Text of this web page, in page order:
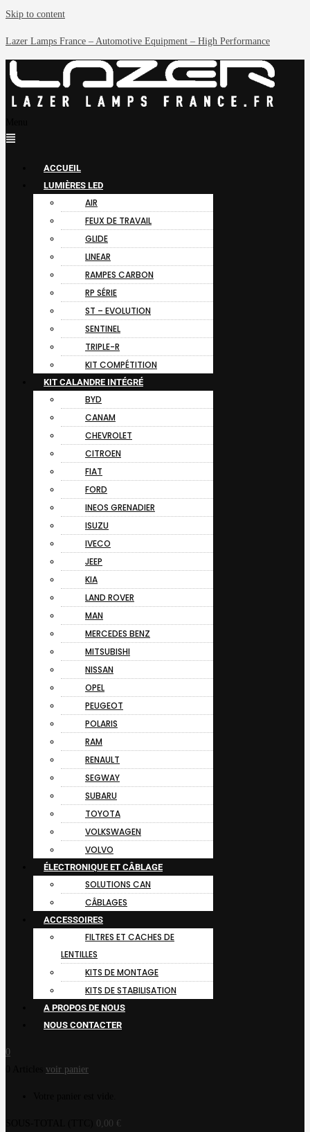
Skip to content
Lazer Lamps France – Automotive Equipment – High Performance
ACCUEIL
LUMIÈRES LED
AIR
FEUX DE TRAVAIL
GLIDE
LINEAR
RAMPES CARBON
RP SÉRIE
ST – EVOLUTION
SENTINEL
TRIPLE-R
KIT COMPÉTITION
KIT CALANDRE INTÉGRÉ
BYD
CANAM
CHEVROLET
CITROEN
FIAT
FORD
INEOS GRENADIER
ISUZU
IVECO
JEEP
KIA
LAND ROVER
MAN
MERCEDES BENZ
MITSUBISHI
NISSAN
OPEL
PEUGEOT
POLARIS
RAM
RENAULT
SEGWAY
SUBARU
TOYOTA
VOLKSWAGEN
VOLVO
ÉLECTRONIQUE ET CÂBLAGE
SOLUTIONS CAN
CÂBLAGES
ACCESSOIRES
FILTRES ET CACHES DE
LENTILLES
KITS DE MONTAGE
KITS DE STABILISATION
A PROPOS DE NOUS
NOUS CONTACTER
0
voir panier
0,00 €